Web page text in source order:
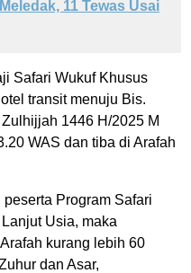
11 Tewas Usai
Safari Wukuf Khusus
transit menuju Bis.
1446 H/2025 M
WAS dan tiba di Arafah
Program Safari
Usia, maka
kurang lebih 60
dan Asar,